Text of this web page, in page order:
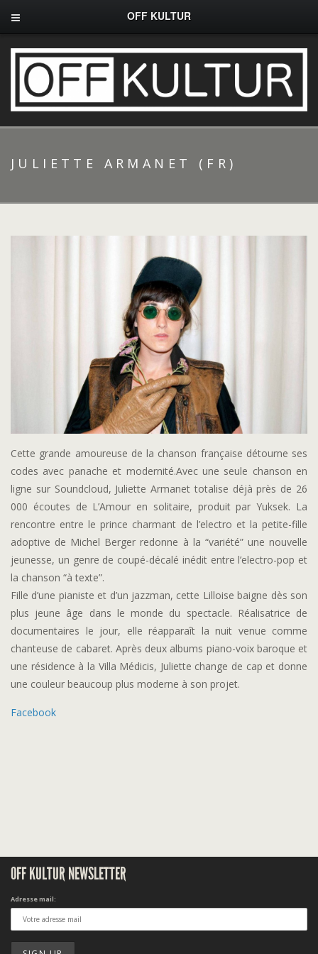
OFF KULTUR
JULIETTE ARMANET (FR)
Cette grande amoureuse de la chanson française détourne ses
codes avec panache et modernité.Avec une seule chanson en
ligne sur Soundcloud, Juliette Armanet totalise déjà près de 26
000 écoutes de L’Amour en solitaire, produit par Yuksek. La
rencontre entre le prince charmant de l’electro et la petite-fille
adoptive de Michel Berger redonne à la “variété” une nouvelle
jeunesse, un genre de coupé-décalé inédit entre l’electro-pop et
la chanson “à texte”.
Fille d’une pianiste et d’un jazzman, cette Lilloise baigne dès son
plus jeune âge dans le monde du spectacle. Réalisatrice de
documentaires le jour, elle réapparaît la nuit venue comme
chanteuse de cabaret. Après deux albums piano-voix baroque et
une résidence à la Villa Médicis, Juliette change de cap et donne
une couleur beaucoup plus moderne à son projet.
Facebook
OFF KULTUR NEWSLETTER
Adresse mail: